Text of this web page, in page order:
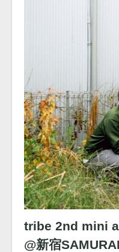
tribe 2nd mini
@新宿SAMURAI